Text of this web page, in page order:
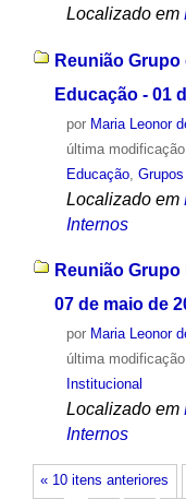
Localizado em
Reunião
Educação - 01
por Maria Leonor
última modificação
Educação,
Localizado em
Internos
Reunião
07 de maio de
por Maria Leonor
última modificação
Institucional
Localizado em
Internos
« 10 itens anteriores